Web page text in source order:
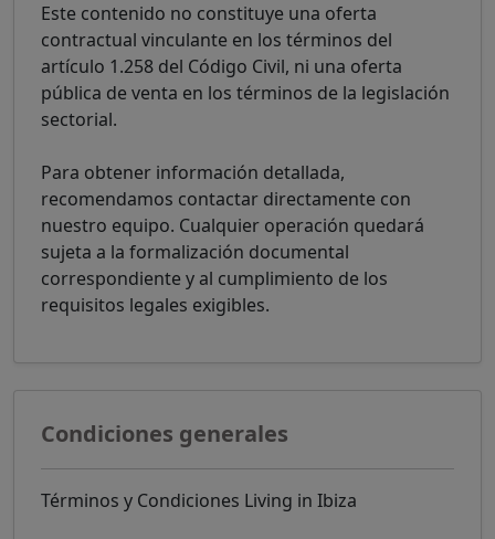
Este contenido no constituye una oferta
contractual vinculante en los términos del
artículo 1.258 del Código Civil, ni una oferta
pública de venta en los términos de la legislación
sectorial.
Para obtener información detallada,
recomendamos contactar directamente con
nuestro equipo. Cualquier operación quedará
sujeta a la formalización documental
correspondiente y al cumplimiento de los
requisitos legales exigibles.
Condiciones generales
Términos y Condiciones Living in Ibiza